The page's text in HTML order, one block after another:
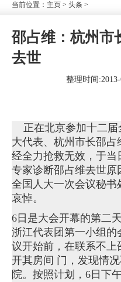
当前位置： 主页 > 头条 >
邵占维：杭州市
去世
整理时间
正在北京参加十二届
大代表、杭州市长邵占
经全力抢救无效，于当
专家诊断邵占维去世
全国人大一次会议秘
哀悼。
6日是大会开幕的第二
浙江代表团第一小组的
议开始前，在联系不
开其房间 门，发现情
院。按照计划，6日下